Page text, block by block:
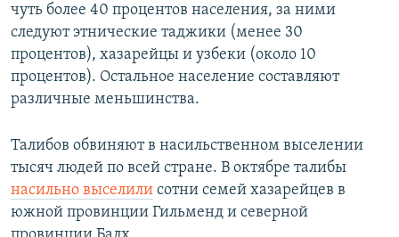
чуть более 40 процентов населения, за ними
следуют этнические таджики (менее 30
процентов), хазарейцы и узбеки (около 10
процентов). Остальное население составляют
различные меньшинства.
Талибов обвиняют в насильственном выселении
тысяч людей по всей стране. В октябре талибы
насильно выселили сотни семей хазарейцев в
южной провинции Гильменд и северной